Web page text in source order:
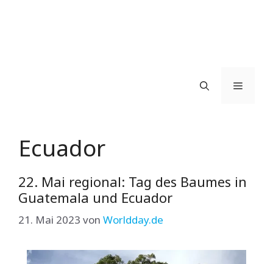
Menü
Ecuador
22. Mai regional: Tag des Baumes in
Guatemala und Ecuador
21. Mai 2023 von Worldday.de